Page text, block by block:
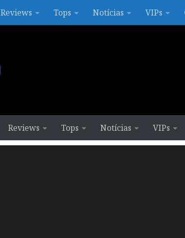
Reviews Tops Notícias VIPs
Reviews Tops Notícias VIPs